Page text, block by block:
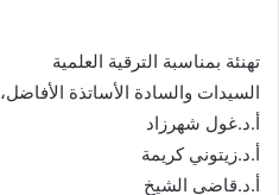
تهنئة بمناسبة الترقية العلمية
السيدات والسادة الأساتذة الأفاضل،
أ.د.غول شهرزاد
أ.د.زيتوني كريمة
أ.د.قاضي الشيخ